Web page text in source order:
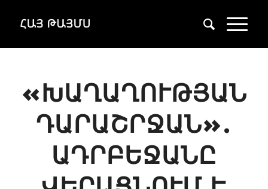
«ԽԱՂԱՂՈՒԹՅԱՆ
ԴԱՐԱՇՐՋԱՆ».
ԱԴՐԲԵՋԱՆԸ